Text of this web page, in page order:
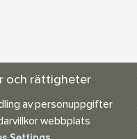
och rättigheter
av personuppgifter
webbplats